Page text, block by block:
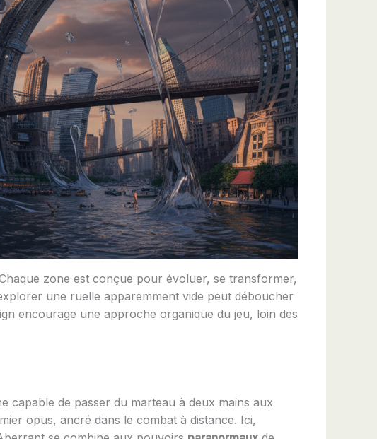
zone est conçue pour évoluer, se transformer,
une ruelle apparemment vide peut déboucher
encourage une approche organique du jeu, loin des
capable de passer du marteau à deux mains aux
opus, ancré dans le combat à distance. Ici,